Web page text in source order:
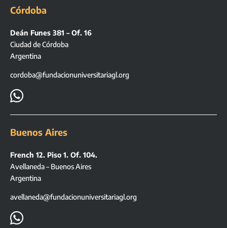
Córdoba
Deán Funes 381 – Of. 16
Ciudad de Córdoba
Argentina
cordoba@fundacionuniversitariagl.org

Buenos Aires
French 12. Piso 1. Of. 104.
Avellaneda – Buenos Aires
Argentina
avellaneda@fundacionuniversitariagl.org
